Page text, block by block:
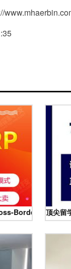
Border E-顶尖留